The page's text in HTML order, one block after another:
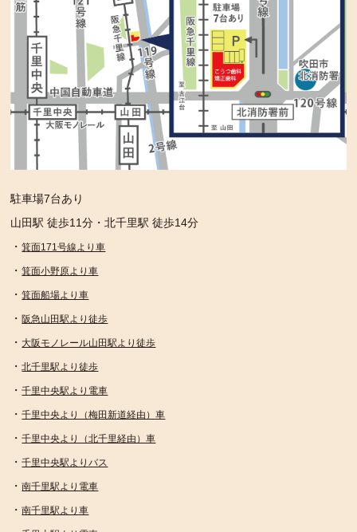
駐車場7台あり
山田駅 徒歩11分・北千里駅 徒歩14分
・箕面171号線より車
・箕面小野原より車
・箕面船場より車
・阪急山田駅より徒歩
・ 大阪モノレール山田駅より徒歩
・北千里駅より徒歩
・千里中央駅より電車
・千里中央より（梅田新道経由）車
・千里中央より（北千里経由）車
・千里中央駅よりバス
・南千里駅より電車
・南千里駅より車